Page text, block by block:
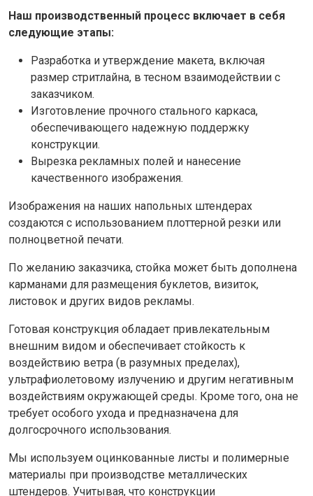
Наш производственный процесс включает в себя
следующие этапы:
Разработка и утверждение макета, включая
размер стритлайна, в тесном взаимодействии с
заказчиком.
Изготовление прочного стального каркаса,
обеспечивающего надежную поддержку
конструкции.
Вырезка рекламных полей и нанесение
качественного изображения.
Изображения на наших напольных штендерах
создаются с использованием плоттерной резки или
полноцветной печати.
По желанию заказчика, стойка может быть дополнена
карманами для размещения буклетов, визиток,
листовок и других видов рекламы.
Готовая конструкция обладает привлекательным
внешним видом и обеспечивает стойкость к
воздействию ветра (в разумных пределах),
ультрафиолетовому излучению и другим негативным
воздействиям окружающей среды. Кроме того, она не
требует особого ухода и предназначена для
долгосрочного использования.
Мы используем оцинкованные листы и полимерные
материалы при производстве металлических
штендеров. Учитывая, что конструкции